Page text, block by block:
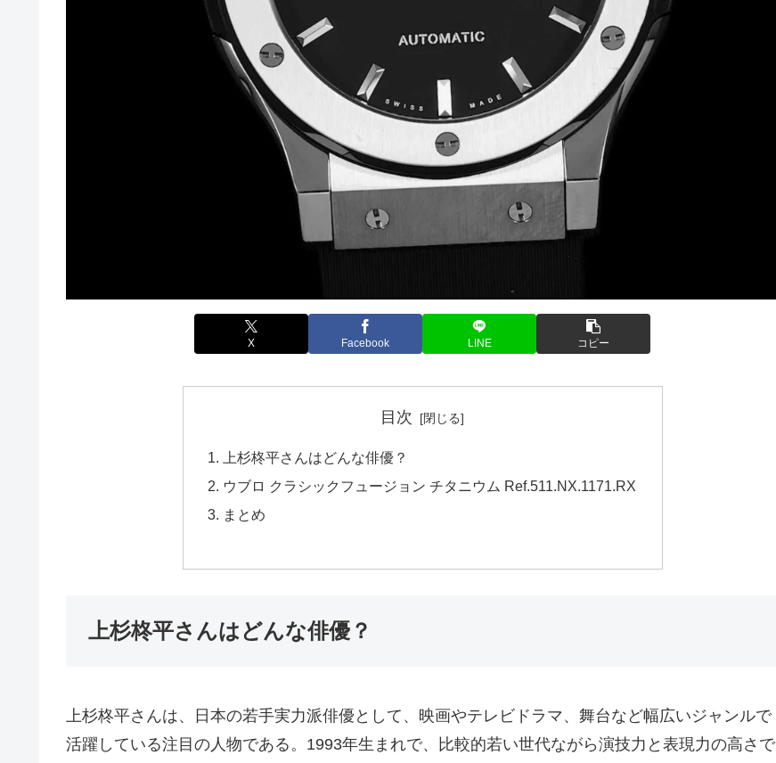
X Facebook LINE コピー
目次
上杉柊平さんはどんな俳優？
ウブロ クラシックフュージョン チタニウム Ref.511.NX.1171.RX
まとめ
上杉柊平さんはどんな俳優？
上杉柊平さんは、日本の若手実力派俳優として、映画やテレビドラマ、舞台など幅広いジャンルで
活躍している注目の人物である。1993年生まれで、比較的若い世代ながら演技力と表現力の高さで